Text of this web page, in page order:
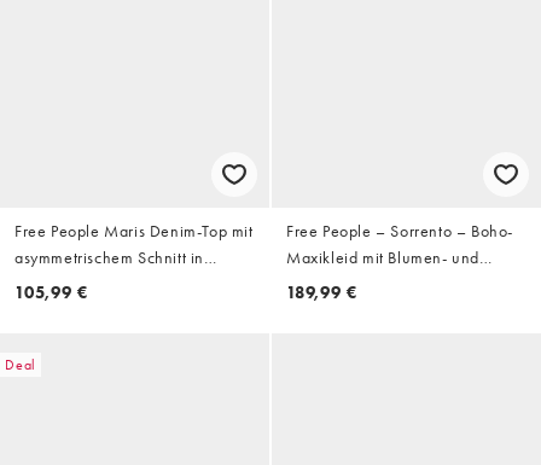
Free People Maris Denim-Top mit
asymmetrischem Schnitt in
Wallflower Blue
105,99 €
Free People – Sorrento – Boho-
Maxikleid mit Blumen- und
Beeren-Design
189,99 €
Deal